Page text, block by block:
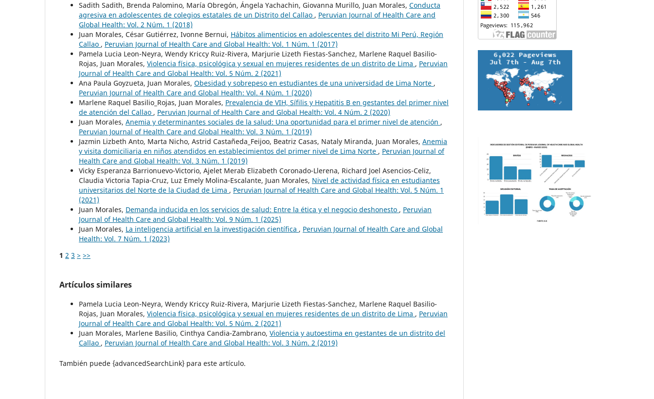
Sadith Sadith, Brenda Palomino, María Obregón, Ángela Yachachin, Giovanna Murillo, Juan Morales, Conducta
agresiva en adolescentes de colegios estatales de un Distrito del Callao , Peruvian Journal of Health Care and
Global Health: Vol. 2 Núm. 1 (2018)
Juan Morales, César Gutiérrez, Ivonne Bernui, Hábitos alimenticios en adolescentes del distrito Mi Perú, Región
Callao , Peruvian Journal of Health Care and Global Health: Vol. 1 Núm. 1 (2017)
Pamela Lucia Leon-Neyra, Wendy Kriccy Ruiz-Rivera, Marjurie Lizeth Fiestas-Sanchez, Marlene Raquel Basilio-
Rojas, Juan Morales, Violencia física, psicológica y sexual en mujeres residentes de un distrito de Lima , Peruvian
Journal of Health Care and Global Health: Vol. 5 Núm. 2 (2021)
Ana Paula Goyzueta, Juan Morales, Obesidad y sobrepeso en estudiantes de una universidad de Lima Norte ,
Peruvian Journal of Health Care and Global Health: Vol. 4 Núm. 1 (2020)
Marlene Raquel Basilio_Rojas, Juan Morales, Prevalencia de VIH, Sífilis y Hepatitis B en gestantes del primer nivel
de atención del Callao , Peruvian Journal of Health Care and Global Health: Vol. 4 Núm. 2 (2020)
Juan Morales, Anemia y determinantes sociales de la salud: Una oportunidad para el primer nivel de atención ,
Peruvian Journal of Health Care and Global Health: Vol. 3 Núm. 1 (2019)
Jazmin Lizbeth Anto, Marta Nicho, Astrid Castañeda_Feijoo, Beatriz Casas, Nataly Miranda, Juan Morales, Anemia
y visita domiciliaria en niños atendidos en establecimientos del primer nivel de Lima Norte , Peruvian Journal of
Health Care and Global Health: Vol. 3 Núm. 1 (2019)
Vicky Esperanza Barrionuevo-Victorio, Ajelet Merab Elizabeth Coronado-Llerena, Richard Joel Asencios-Celiz,
Claudia Victoria Tapia-Cruz, Luz Emely Molina-Escalante, Juan Morales, Nivel de actividad física en estudiantes
universitarios del Norte de la Ciudad de Lima , Peruvian Journal of Health Care and Global Health: Vol. 5 Núm. 1
(2021)
Juan Morales, Demanda inducida en los servicios de salud: Entre la ética y el negocio deshonesto , Peruvian
Journal of Health Care and Global Health: Vol. 9 Núm. 1 (2025)
Juan Morales, La inteligencia artificial en la investigación científica , Peruvian Journal of Health Care and Global
Health: Vol. 7 Núm. 1 (2023)
1 2 3 > >>
Artículos similares
Pamela Lucia Leon-Neyra, Wendy Kriccy Ruiz-Rivera, Marjurie Lizeth Fiestas-Sanchez, Marlene Raquel Basilio-
Rojas, Juan Morales, Violencia física, psicológica y sexual en mujeres residentes de un distrito de Lima , Peruvian
Journal of Health Care and Global Health: Vol. 5 Núm. 2 (2021)
Juan Morales, Marlene Basilio, Cinthya Candia-Zambrano, Violencia y autoestima en gestantes de un distrito del
Callao , Peruvian Journal of Health Care and Global Health: Vol. 3 Núm. 2 (2019)
También puede {advancedSearchLink} para este artículo.